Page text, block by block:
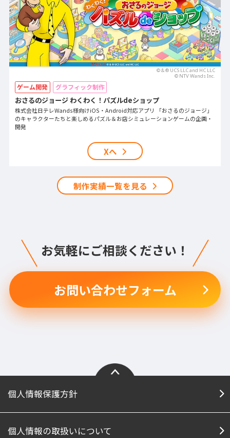
© & ® UCS LLC and HC LLC
©︎ NTV Wands Inc.
ゲーム開発 グラフィック制作
おさるのジョージ わくわく！パズルdeショップ
株式会社日テレWands様向けiOS・Android対応アプリ 「おさるのジョージ」
のキャラクターたちと楽しめるパズル＆お店シミュレーションゲームの企画・
開発
Xへ
制作実績一覧を見る
お気軽にご相談ください！
お問い合わせフォーム
個人情報保護方針
個人情報の取扱いについて